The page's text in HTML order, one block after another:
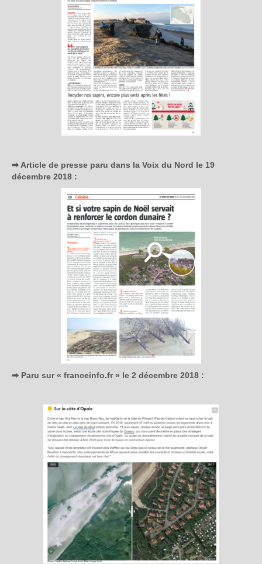
➡ Article de presse paru dans la Voix du Nord le 19
décembre 2018 :
➡ Paru sur « franceinfo.fr » le 2 décembre 2018 :